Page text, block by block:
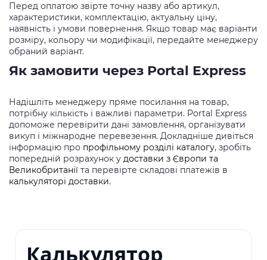
Перед оплатою звірте точну назву або артикул,
характеристики, комплектацію, актуальну ціну,
наявність і умови повернення. Якщо товар має варіанти
розміру, кольору чи модифікації, передайте менеджеру
обраний варіант.
Як замовити через Portal Express
Надішліть менеджеру пряме посилання на товар,
потрібну кількість і важливі параметри. Portal Express
допоможе перевірити дані замовлення, організувати
викуп і міжнародне перевезення. Докладніше дивіться
інформацію про профільному розділі каталогу, зробіть
попередній розрахунок у доставки з Європи та
Великобританії та перевірте складові платежів в
калькуляторі доставки.
Калькулятор